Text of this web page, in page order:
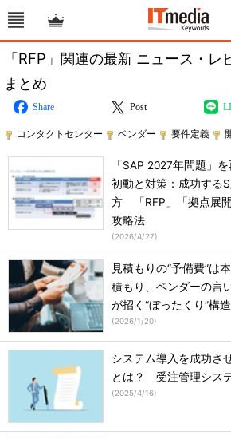
「RFP」関連の最新 ニュース・レ
まとめ
Share Post
コンタクトセンター ベンダー 要件定義
「SAP 2027年問題」
初動と対策：成功する
方 「RFP」「拠点展
攻略法
(2026/4/27)
見積もりの“予備費”は
積もり、ベンダーの言
が招く“ぼったくり”構造
(2026/1/20)
システム導入を成功さ
とは？ 受注管理シス
(2025/4/16)